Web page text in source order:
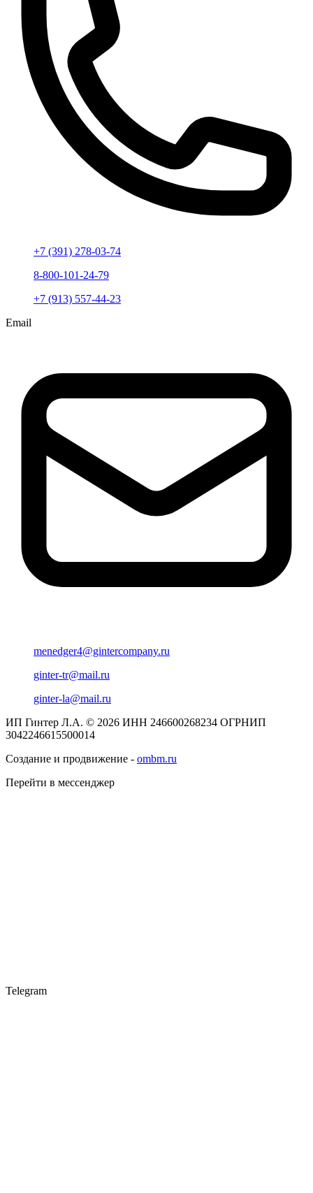
+7 (391) 278-03-74
8-800-101-24-79
+7 (913) 557-44-23
Email
menedger4@gintercompany.ru
ginter-tr@mail.ru
ginter-la@mail.ru
ИП Гинтер Л.А. © 2026 ИНН 246600268234 ОГРНИП
3042246615500014
Создание и продвижение - ombm.ru
Перейти в мессенджер
Telegram